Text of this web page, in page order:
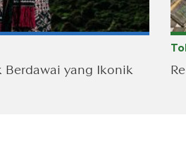
Berdawai yang Ikonik